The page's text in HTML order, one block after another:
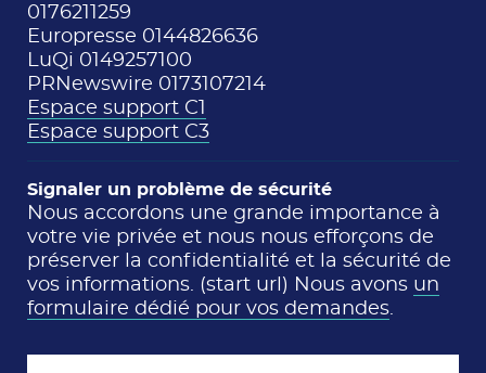
0176211259
Europresse 0144826636
LuQi 0149257100
PRNewswire 0173107214
Espace support C1
Espace support C3
Signaler un problème de sécurité
Nous accordons une grande importance à
votre vie privée et nous nous efforçons de
préserver la confidentialité et la sécurité de
vos informations. (start url) Nous avons un
formulaire dédié pour vos demandes